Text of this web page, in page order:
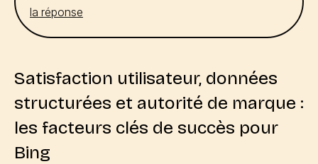
la réponse
Satisfaction utilisateur, données
structurées et autorité de marque :
les facteurs clés de succès pour
Bing